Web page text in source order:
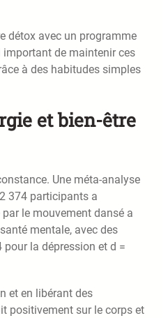
détox avec un programme
de maintenir ces
à des habitudes simples
et bien-être
Une méta-analyse
374 participants a
le mouvement dansé a
mentale, avec des
la dépression et d =
et en libérant des
positivement sur le corps et